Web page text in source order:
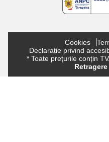
Cookies
Declarație privind
* Toate prețurile conțin